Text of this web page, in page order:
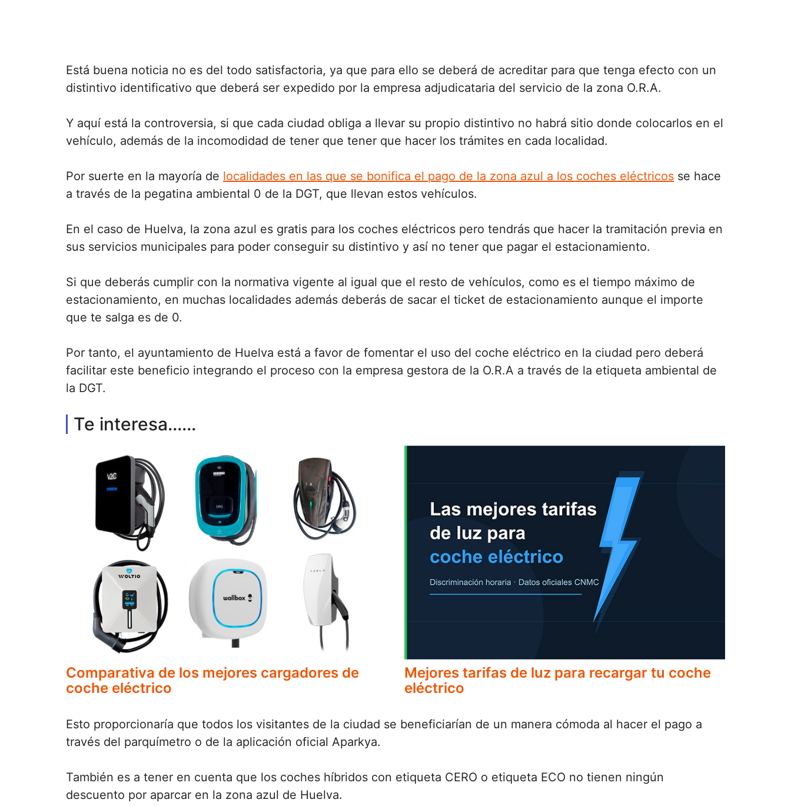
Está buena noticia no es del todo satisfactoria, ya que para ello se deberá de acreditar para que tenga efecto con un
distintivo identificativo que deberá ser expedido por la empresa adjudicataria del servicio de la zona O.R.A.
Y aquí está la controversia, si que cada ciudad obliga a llevar su propio distintivo no habrá sitio donde colocarlos en el
vehículo, además de la incomodidad de tener que tener que hacer los trámites en cada localidad.
Por suerte en la mayoría de localidades en las que se bonifica el pago de la zona azul a los coches eléctricos se hace
a través de la pegatina ambiental 0 de la DGT, que llevan estos vehículos.
En el caso de Huelva, la zona azul es gratis para los coches eléctricos pero tendrás que hacer la tramitación previa en
sus servicios municipales para poder conseguir su distintivo y así no tener que pagar el estacionamiento.
Si que deberás cumplir con la normativa vigente al igual que el resto de vehículos, como es el tiempo máximo de
estacionamiento, en muchas localidades además deberás de sacar el ticket de estacionamiento aunque el importe
que te salga es de 0.
Por tanto, el ayuntamiento de Huelva está a favor de fomentar el uso del coche eléctrico en la ciudad pero deberá
facilitar este beneficio integrando el proceso con la empresa gestora de la O.R.A a través de la etiqueta ambiental de
la DGT.
Te interesa......
Comparativa de los mejores cargadores de
coche eléctrico
Mejores tarifas de luz para recargar tu coche
eléctrico
Esto proporcionaría que todos los visitantes de la ciudad se beneficiarían de un manera cómoda al hacer el pago a
través del parquímetro o de la aplicación oficial Aparkya.
También es a tener en cuenta que los coches híbridos con etiqueta CERO o etiqueta ECO no tienen ningún
descuento por aparcar en la zona azul de Huelva.